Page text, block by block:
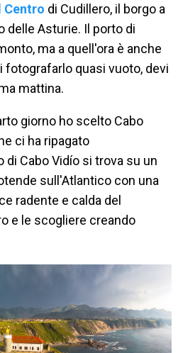
Centro di Cudillero, il borgo a
delle Asturie. Il porto di
ma a quell'ora è anche
fotografarlo quasi vuoto, devi
mattina.
giorno ho scelto Cabo
ci ha ripagato
Cabo Vidío si trova su un
sull'Atlantico con una
radente e calda del
e le scogliere creando